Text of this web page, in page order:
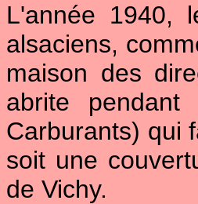
L'année 1940,
alsaciens,
maison des
abrite
Carburants) qui
soit une
de Vichy.